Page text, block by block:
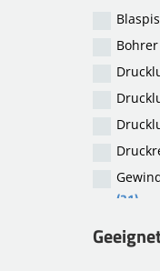
Mirka
Q-
Rupes
Sata
Other
Bohrer
(21)